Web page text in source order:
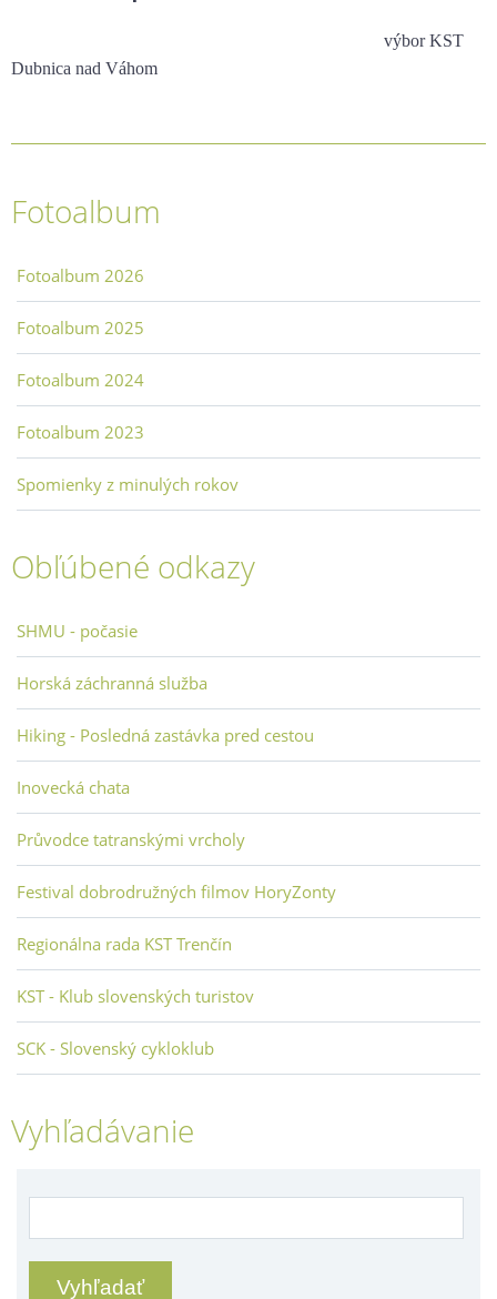
výbor KST
Dubnica nad Váhom
Fotoalbum
Fotoalbum 2026
Fotoalbum 2025
Fotoalbum 2024
Fotoalbum 2023
Spomienky z minulých rokov
Obľúbené odkazy
SHMU - počasie
Horská záchranná služba
Hiking - Posledná zastávka pred cestou
Inovecká chata
Průvodce tatranskými vrcholy
Festival dobrodružných filmov HoryZonty
Regionálna rada KST Trenčín
KST - Klub slovenských turistov
SCK - Slovenský cykloklub
Vyhľadávanie